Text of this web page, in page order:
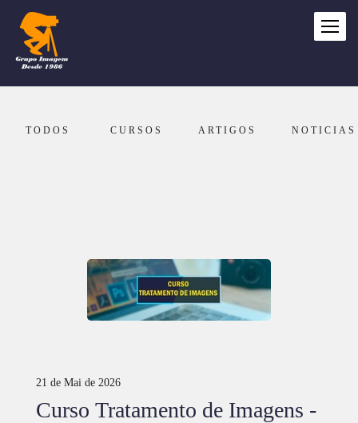
TODOS CURSOS ARTIGOS NOTICIAS
21 de Mai de 2026
Curso Tratamento de Imagens -